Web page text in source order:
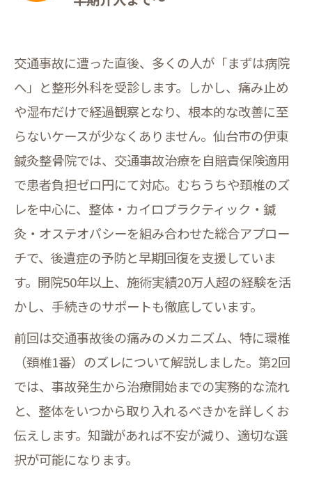
交通事故に遭った直後、多くの人が「まずは病院
へ」と整形外科を受診します。しかし、痛み止め
や湿布だけで経過観察となり、根本的な改善に至
らないケースが少なくありません。仙台市の伊東
鍼灸整骨院では、交通事故治療を自賠責保険適用
で患者負担ゼロ円にて対応。むちうちや頚椎のズ
レを中心に、整体・カイロプラクティック・鍼
灸・オステオパシーを組み合わせた総合アプロー
チで、後遺症の予防と早期回復を支援していま
す。開院50年以上、施術実績20万人超の経験を活
かし、手続きのサポートも徹底しています。
前回は交通事故後の痛みのメカニズム、特に環椎
（頚椎1番）のズレについて解説しました。第2回
では、事故発生から治療開始までの実務的な流れ
と、整体をいつから取り入れるべきかを詳しくお
伝えします。知識があれば不安が減り、適切な選
択が可能になります。